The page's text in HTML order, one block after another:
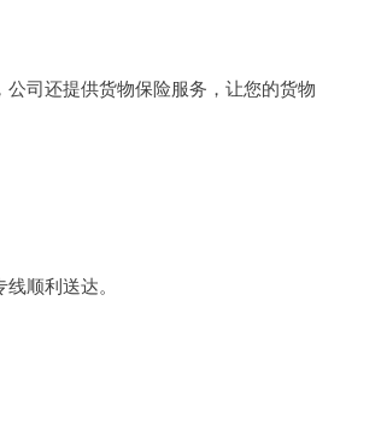
司还提供货物保险服务，让您的货物
顺利送达。